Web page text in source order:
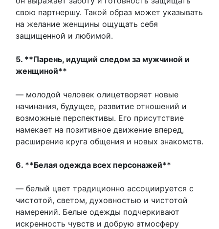
свою партнершу. Такой образ может указывать
на желание женщины ощущать себя
защищенной и любимой.
5. **Парень, идущий следом за мужчиной и
женщиной**
— молодой человек олицетворяет новые
начинания, будущее, развитие отношений и
возможные перспективы. Его присутствие
намекает на позитивное движение вперед,
расширение круга общения и новых знакомств.
6. **Белая одежда всех персонажей**
— белый цвет традиционно ассоциируется с
чистотой, светом, духовностью и чистотой
намерений. Белые одежды подчеркивают
искренность чувств и добрую атмосферу